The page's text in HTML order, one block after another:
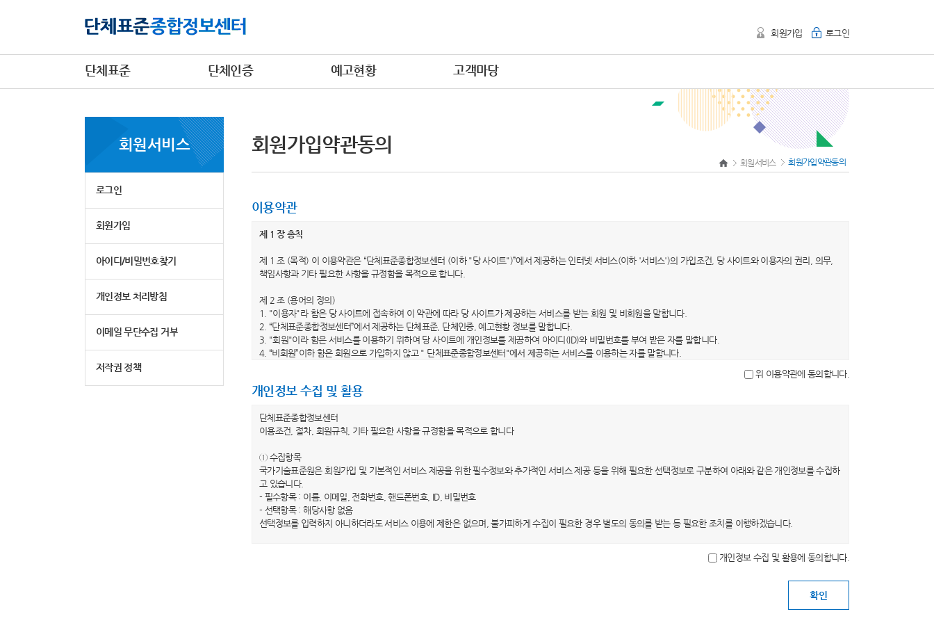
회원가입 로그인
단체표준 단체인증 예고현황 고객마당
회원서비스
로그인
회원가입
아이디/비밀번호찾기
개인정보 처리방침
이메일 무단수집 거부
저작권 정책
회원가입약관동의
회원서비스 회원가입약관동의
이용약관
제 1 장 총칙
제 1 조 (목적) 이 이용약관은 “단체표준종합정보센터 (이하 "당 사이트")”에서 제공하는 인터넷 서비스(이하 '서비스')의 가입조건, 당 사이트와 이용자의 권리, 의무,
책임사항과 기타 필요한 사항을 규정함을 목적으로 합니다.
제 2 조 (용어의 정의)
1. "이용자"라 함은 당 사이트에 접속하여 이 약관에 따라 당 사이트가 제공하는 서비스를 받는 회원 및 비회원을 말합니다.
2. “단체표준종합정보센터”에서 제공하는 단체표준, 단체인증, 예고현황 정보를 말합니다.
3. "회원"이라 함은 서비스를 이용하기 위하여 당 사이트에 개인정보를 제공하여 아이디(ID)와 비밀번호를 부여 받은 자를 말합니다.
4. “비회원”이하 함은 회원으로 가입하지 않고 " 단체표준종합정보센터"에서 제공하는 서비스를 이용하는 자를 말합니다.
6. "비밀번호"라 함은 회원이 자신의 개인정보 및 직접 작성한 비공개 콘텐츠의 보호를 위하여 선정한 문자, 숫자 및 특수문자의 조합을 말합니다.
1. 당 사이트는 이 약관의 내용을 회원이 알 수 있도록 당 사이트의 초기 서비스화면에 게시합니다. 다만, 약관의 내용은 이용자가 연결화면을 통하여 볼 수 있도록 할
수 있습니다.
전부터 적용일자 전일까지 공지합니다. 다만, 회원에게 불리하게 약관내용을 변경하는 경우에는 최소한 30일 이상의 사전 유예기간을 두고 공지합니다. 이 경우 당 사
이트는 개정 전 내용과 개정 후 내용을 명확하게 비교하여 이용자가 알기 쉽도록 표시합니다.
3. 당 사이트가 전항에 따라 개정약관을 공지하면서 “개정일자 적용 이전까지 회원이 명시적으로 거부의 의사표시를 하지 않는 경우 회원이 개정약관에 동의한 것으로
봅니다.”라는 취지를 명확하게 공지하였음에도 회원이 명시적으로 거부의 의사표시를 하지 않은 경우에는 개정약관에 동의한 것으로 봅니다. 회원이 개정약관에 동의
하지 않는 경우 당 사이트 이용계약을 해지할 수 있습니다.
위 이용약관에 동의합니다.
개인정보 수집 및 활용
단체표준종합정보센터
이용조건, 절차, 회원규칙, 기타 필요한 사항을 규정함을 목적으로 합니다
① 수집항목
국가기술표준원은 회원가입 및 기본적인 서비스 제공을 위한 필수정보와 추가적인 서비스 제공 등을 위해 필요한 선택정보로 구분하여 아래와 같은 개인정보를 수집하
고 있습니다.
- 필수항목 : 이름, 이메일, 전화번호, 핸드폰번호, ID, 비밀번호
- 선택항목 : 해당사항 없음
선택정보를 입력하지 아니하더라도 서비스 이용에 제한은 없으며, 불가피하게 수집이 필요한 경우 별도의 동의를 받는 등 필요한 조치를 이행하겠습니다.
국가기술표준원은 수집한 개인정보를 홈페이지 서비스 제공을 위한 회원관리 목적으로만 이용하며, 이용목적이 변경될 경우 별도의 동의를 받는 등 필요한 조치를 이
개인정보 수집 및 활용에 동의합니다.